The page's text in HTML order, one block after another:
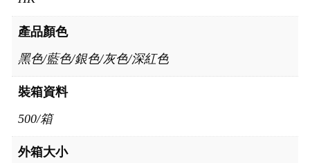
產品顏色
黑色/藍色/銀色/灰色/深紅色
裝箱資料
500/箱
外箱大小